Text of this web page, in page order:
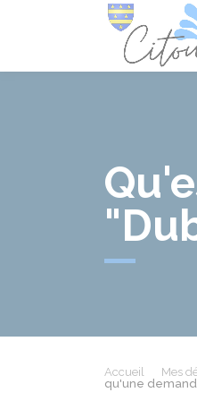
Accueil Mes
qu'une